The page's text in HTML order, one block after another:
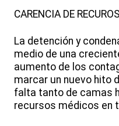
CARENCIA DE
La detención y
medio de una
aumento de los
marcar un nuevo hito
falta tanto de camas
recursos médicos en